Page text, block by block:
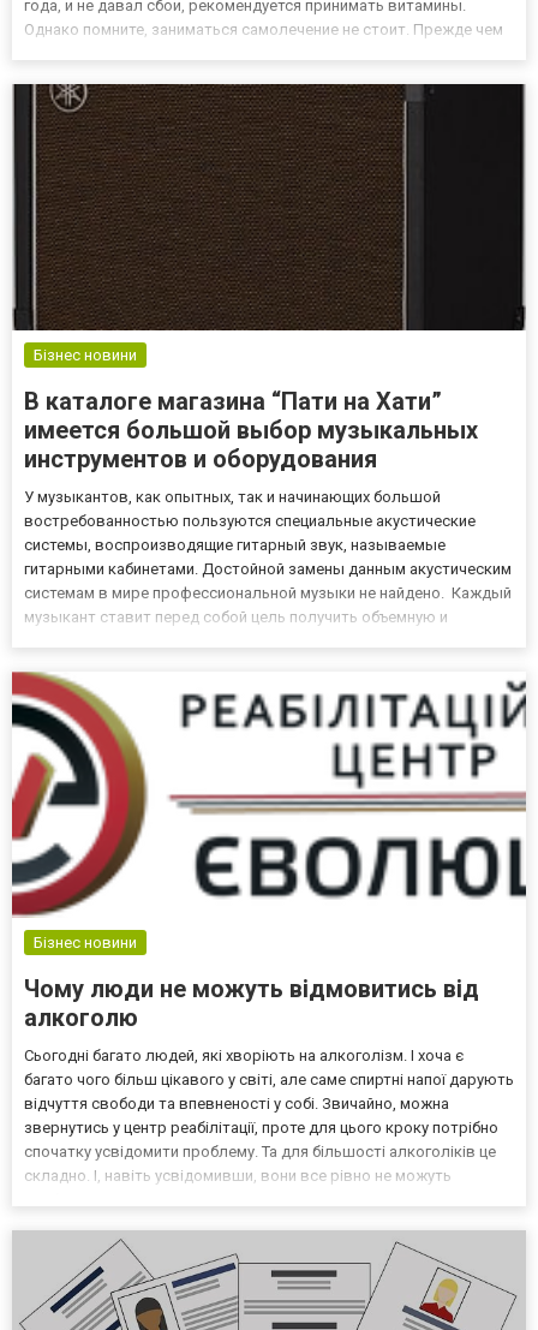
года, и не давал сбои, рекомендуется принимать витамины.
Однако помните, заниматься самолечение не стоит. Прежде чем
Бізнес новини
В каталоге магазина “Пати на Хати”
имеется большой выбор музыкальных
инструментов и оборудования
У музыкантов, как опытных, так и начинающих большой
востребованностью пользуются специальные акустические
системы, воспроизводящие гитарный звук, называемые
гитарными кабинетами. Достойной замены данным акустическим
системам в мире профессиональной музыки не найдено. Каждый
музыкант ставит перед собой цель получить объемную и
Особенностями данной...
Бізнес новини
Чому люди не можуть відмовитись від
алкоголю
Сьогодні багато людей, які хворіють на алкоголізм. І хоча є
багато чого більш цікавого у світі, але саме спиртні напої дарують
відчуття свободи та впевненості у собі. Звичайно, можна
звернутись у центр реабілітації, проте для цього кроку потрібно
спочатку усвідомити проблему. Та для більшості алкоголіків це
складно. І, навіть усвідомивши, вони все рівно не можуть